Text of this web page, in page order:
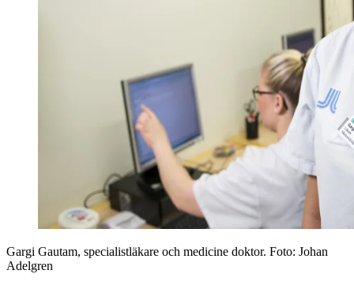
Gargi Gautam, specialistläkare och medicine doktor. Foto: Johan
Adelgren